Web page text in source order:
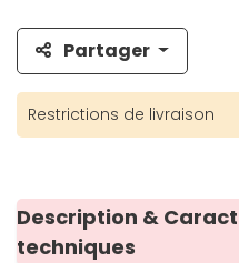
Partager
Restrictions de livraison
Description &
techniques